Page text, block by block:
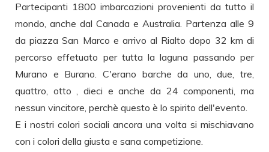
Partecipanti 1800 imbarcazioni provenienti da tutto il
mondo, anche dal Canada e Australia. Partenza alle 9
da piazza San Marco e arrivo al Rialto dopo 32 km di
percorso effetuato per tutta la laguna passando per
Murano e Burano. C'erano barche da uno, due, tre,
quattro, otto , dieci e anche da 24 componenti, ma
nessun vincitore, perchè questo è lo spirito dell'evento.
E i nostri colori sociali ancora una volta si mischiavano
con i colori della giusta e sana competizione.